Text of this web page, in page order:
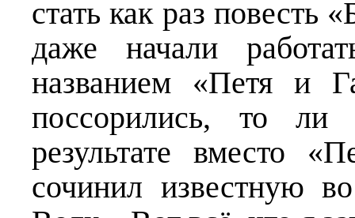
стать как раз повесть
даже начали
названием «Петя и
поссорились, то
результате вместо
сочинил известную